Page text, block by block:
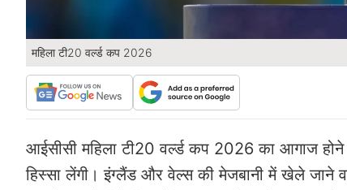
महिला टी20 वर्ल्ड कप 2026
आईसीसी महिला टी20 वर्ल्ड कप 2026 का आगाज
हिस्सा लेंगी। इंग्लैंड और वेल्स की मेजबानी में खेले जाने